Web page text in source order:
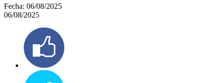
Fecha: 06/08/2025
06/08/2025